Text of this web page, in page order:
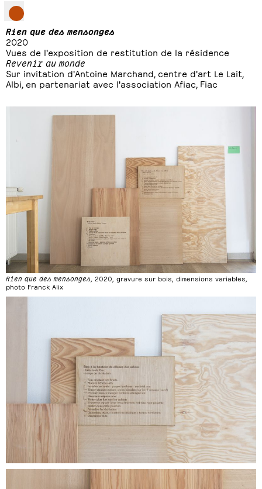
Rien que des mensonges
2020
Vues de l'exposition de restitution de la résidence
Revenir au monde
Sur invitation d'Antoine Marchand, centre d'art Le Lait,
Albi, en partenariat avec l'association Afiac, Fiac
Rien que des mensonges , 2020, gravure sur bois, dimensions variables,
photo Franck Alix